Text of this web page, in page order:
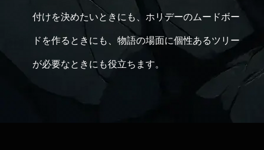
付けを決めたいときにも、ホリデーのムードボー
ドを作るときにも、物語の場面に個性あるツリー
が必要なときにも役立ちます。